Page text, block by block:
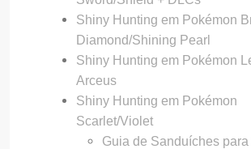
Shiny Hunting em Pokémon
Diamond/Shining Pearl
Shiny Hunting em Pokémon
Arceus
Shiny Hunting em Pokémon
Scarlet/Violet
Guia de Sanduíches